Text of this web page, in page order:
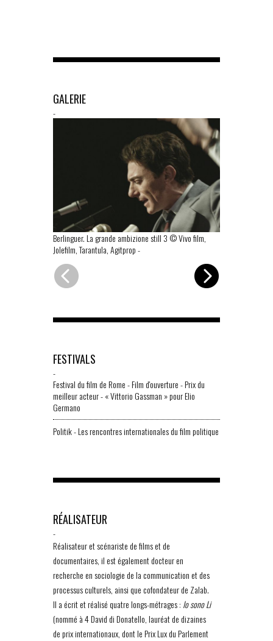
GALERIE
-
Berlinguer. La grande ambizione still 3 © Vivo film,
Jolefilm, Tarantula, Agitprop-
FESTIVALS
-
Festival du film de Rome - Film d'ouverture - Prix du
meilleur acteur - « Vittorio Gassman » pour Elio
Germano
Politik - Les rencontres internationales du film politique
RÉALISATEUR
-
Réalisateur et scénariste de films et de
documentaires, il est également docteur en
recherche en sociologie de la communication et des
processus culturels, ainsi que cofondateur de Zalab.
Il a écrit et réalisé quatre longs-métrages : Io sono Li
(nommé à 4 David di Donatello, lauréat de dizaines
de prix internationaux, dont le Prix Lux du Parlement